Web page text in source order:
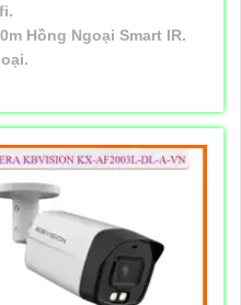
Hồng Ngoại Smart IR.